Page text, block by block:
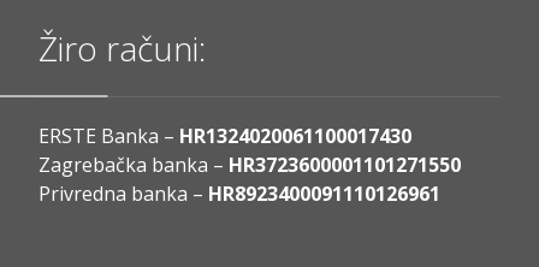
Žiro računi:
ERSTE Banka – HR1324020061100017430
Zagrebačka banka – HR3723600001101271550
Privredna banka – HR8923400091110126961